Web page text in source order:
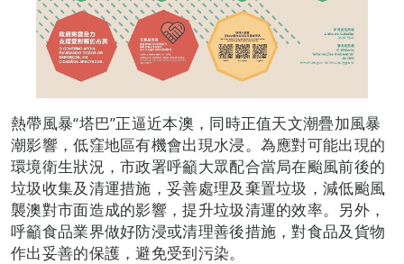
熱帶風暴“塔巴”正逼近本澳，同時正值天文潮疊加風暴
潮影響，低窪地區有機會出現水浸。為應對可能出現的
環境衛生狀況，市政署呼籲大眾配合當局在颱風前後的
垃圾收集及清運措施，妥善處理及棄置垃圾，減低颱風
襲澳對市面造成的影響，提升垃圾清運的效率。另外，
呼籲食品業界做好防浸或清理善後措施，對食品及貨物
作出妥善的保護，避免受到污染。